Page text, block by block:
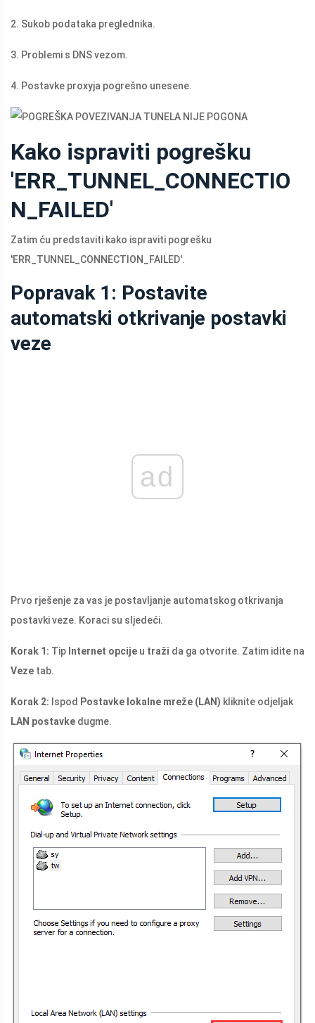
2. Sukob podataka preglednika.
3. Problemi s DNS vezom.
4. Postavke proxyja pogrešno unesene.
Kako ispraviti pogrešku
'ERR_TUNNEL_CONNECTIO
N_FAILED'
Zatim ću predstaviti kako ispraviti pogrešku
'ERR_TUNNEL_CONNECTION_FAILED'.
Popravak 1: Postavite
automatski otkrivanje postavki
veze
ad
Prvo rješenje za vas je postavljanje automatskog otkrivanja
postavki veze. Koraci su sljedeći.
Korak 1: Tip Internet opcije u traži da ga otvorite. Zatim idite na
Veze tab.
Korak 2: Ispod Postavke lokalne mreže (LAN) kliknite odjeljak
LAN postavke dugme.